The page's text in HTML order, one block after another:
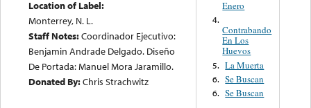
Location of Label:
Monterrey, N. L.
Staff Notes:Coordinador Ejecutivo:
Benjamin Andrade Delgado. Diseño
De Portada: Manuel Mora Jaramillo.
Donated By:Chris Strachwitz
Enero
4.
Contrabando
En Los
Huevos
5. La Muerta
6. Se Buscan
6. Se Buscan